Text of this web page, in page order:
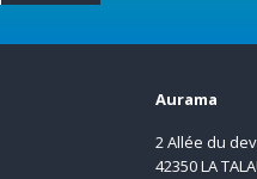
Aurama
2 Allée du
42350 LA